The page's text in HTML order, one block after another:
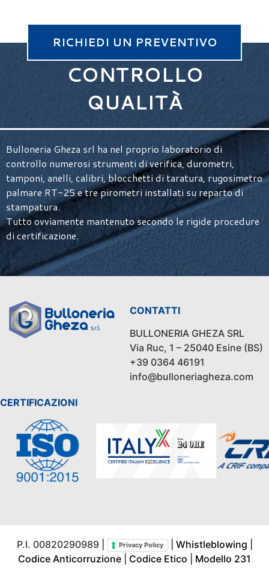
RICHIEDI UN PREVENTIVO
CONTROLLO
QUALITÀ
Bulloneria Gheza srl ha nel proprio laboratorio di
controllo numerosi strumenti di verifica, durometri,
tamponi, anelli, calibri, blocchetti di taratura, rugosimetro
palmare RT-25 e tre pirometri installati su reparto di
stampatura.
Tutto ovviamente mantenuto secondo le rigide procedure
di certificazione.
CONTATTI
BULLONERIA GHEZA SRL
Via Ruc, 1 – 25040 Esine (BS)
+39 0364 46191
info@bulloneriagheza.com
CERTIFICAZIONI
P.I. 00820290989 | Privacy Policy Whistleblowing
Codice Anticorruzione
Codice Etico Modello 231